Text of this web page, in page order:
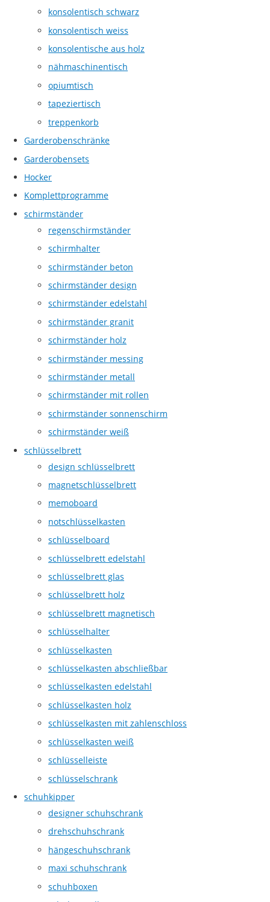
konsolentisch schwarz
konsolentisch weiss
konsolentische aus holz
nähmaschinentisch
opiumtisch
tapeziertisch
treppenkorb
Garderobenschränke
Garderobensets
Hocker
Komplettprogramme
schirmständer
regenschirmständer
schirmhalter
schirmständer beton
schirmständer design
schirmständer edelstahl
schirmständer granit
schirmständer holz
schirmständer messing
schirmständer metall
schirmständer mit rollen
schirmständer sonnenschirm
schirmständer weiß
schlüsselbrett
design schlüsselbrett
magnetschlüsselbrett
memoboard
notschlüsselkasten
schlüsselboard
schlüsselbrett edelstahl
schlüsselbrett glas
schlüsselbrett holz
schlüsselbrett magnetisch
schlüsselhalter
schlüsselkasten
schlüsselkasten abschließbar
schlüsselkasten edelstahl
schlüsselkasten holz
schlüsselkasten mit zahlenschloss
schlüsselkasten weiß
schlüsselleiste
schlüsselschrank
schuhkipper
designer schuhschrank
drehschuhschrank
hängeschuhschrank
maxi schuhschrank
schuhboxen